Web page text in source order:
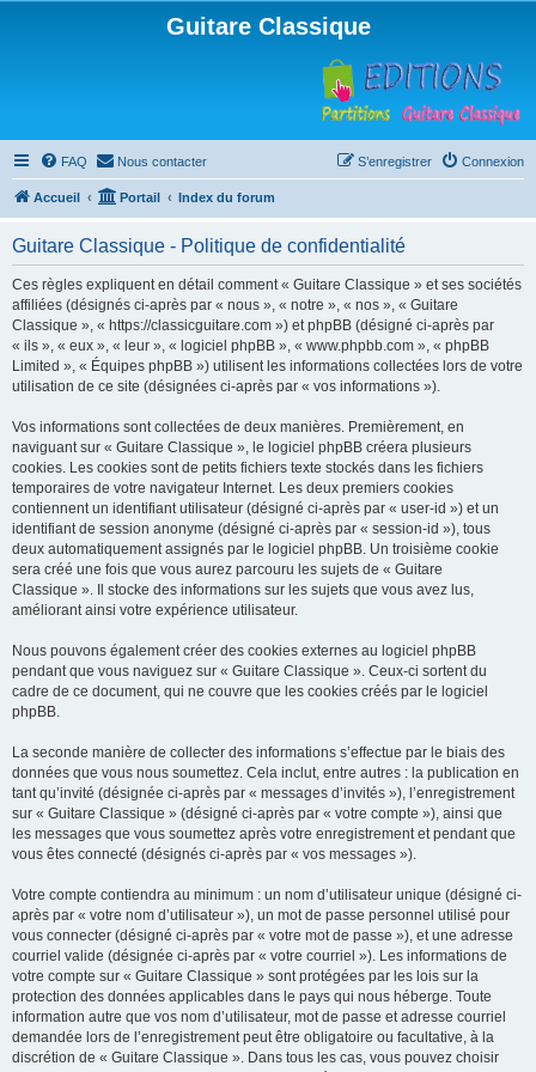
Guitare Classique
FAQ Nous contacter Connexion
S’enregistrer
Accueil Portail Index du forum
Guitare Classique - Politique de confidentialité
Ces règles expliquent en détail comment « Guitare Classique » et ses sociétés
affiliées (désignés ci-après par « nous », « notre », « nos », « Guitare
Classique », « https://classicguitare.com ») et phpBB (désigné ci-après par
« ils », « eux », « leur », « logiciel phpBB », « www.phpbb.com », « phpBB
Limited », « Équipes phpBB ») utilisent les informations collectées lors de votre
utilisation de ce site (désignées ci-après par « vos informations »).
Vos informations sont collectées de deux manières. Premièrement, en
naviguant sur « Guitare Classique », le logiciel phpBB créera plusieurs
cookies. Les cookies sont de petits fichiers texte stockés dans les fichiers
temporaires de votre navigateur Internet. Les deux premiers cookies
contiennent un identifiant utilisateur (désigné ci-après par « user-id ») et un
identifiant de session anonyme (désigné ci-après par « session-id »), tous
deux automatiquement assignés par le logiciel phpBB. Un troisième cookie
sera créé une fois que vous aurez parcouru les sujets de « Guitare
Classique ». Il stocke des informations sur les sujets que vous avez lus,
améliorant ainsi votre expérience utilisateur.
Nous pouvons également créer des cookies externes au logiciel phpBB
pendant que vous naviguez sur « Guitare Classique ». Ceux-ci sortent du
cadre de ce document, qui ne couvre que les cookies créés par le logiciel
phpBB.
La seconde manière de collecter des informations s’effectue par le biais des
données que vous nous soumettez. Cela inclut, entre autres : la publication en
tant qu’invité (désignée ci-après par « messages d’invités »), l’enregistrement
sur « Guitare Classique » (désigné ci-après par « votre compte »), ainsi que
les messages que vous soumettez après votre enregistrement et pendant que
vous êtes connecté (désignés ci-après par « vos messages »).
Votre compte contiendra au minimum : un nom d’utilisateur unique (désigné ci-
après par « votre nom d’utilisateur »), un mot de passe personnel utilisé pour
vous connecter (désigné ci-après par « votre mot de passe »), et une adresse
courriel valide (désignée ci-après par « votre courriel »). Les informations de
votre compte sur « Guitare Classique » sont protégées par les lois sur la
protection des données applicables dans le pays qui nous héberge. Toute
information autre que vos nom d’utilisateur, mot de passe et adresse courriel
demandée lors de l’enregistrement peut être obligatoire ou facultative, à la
discrétion de « Guitare Classique ». Dans tous les cas, vous pouvez choisir